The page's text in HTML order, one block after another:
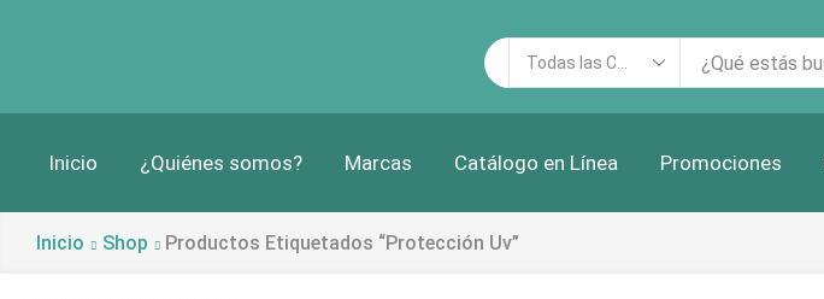
Search
Inicio ¿Quiénes somos? Marcas Catálogo en Línea Promociones
Inicio Shop Productos Etiquetados “protección Uv”